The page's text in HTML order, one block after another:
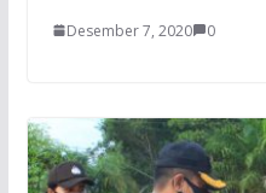
Desember 7, 2020 0